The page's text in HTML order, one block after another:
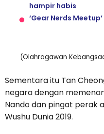
hampir habis
‘Gear Nerds
(Olahragawan
Sementara itu Tan
negara dengan
Nando dan pingat perak
Wushu Dunia 2019.